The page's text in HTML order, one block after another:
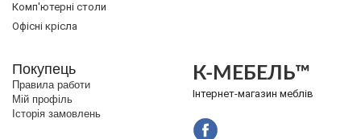
Комп'ютерні столи
Офісні крісла
Покупець
Правила работи
Мій профіль
Історія замовлень
К-МЕБЕЛЬ™
Інтернет-магазин меблів